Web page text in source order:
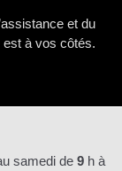
et du
est à vos côtés.
samedi de 9 h à